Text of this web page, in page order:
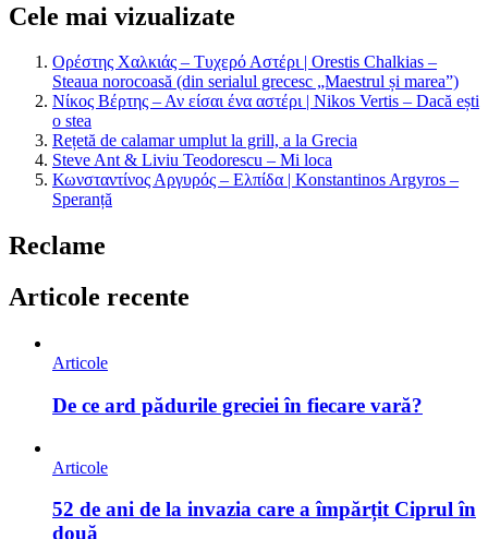
Cele mai vizualizate
Ορέστης Χαλκιάς – Τυχερό Αστέρι | Orestis Chalkias –
Steaua norocoasă (din serialul grecesc „Maestrul și marea”)
Νίκος Βέρτης – Αν είσαι ένα αστέρι | Nikos Vertis – Dacă ești
o stea
Rețetă de calamar umplut la grill, a la Grecia
Steve Ant & Liviu Teodorescu – Mi loca
Κωνσταντίνος Αργυρός – Ελπίδα | Konstantinos Argyros –
Speranță
Reclame
Articole recente
Articole
De ce ard pădurile greciei în fiecare vară?
Articole
52 de ani de la invazia care a împărțit Ciprul în
două